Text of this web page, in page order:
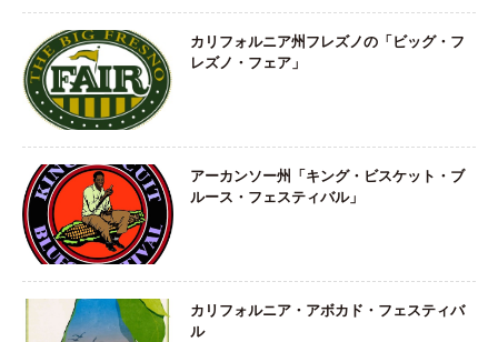
カリフォルニア州フレズノの「ビッグ・フ
レズノ・フェア」
アーカンソー州「キング・ビスケット・ブ
ルース・フェスティバル」
カリフォルニア・アボカド・フェスティバ
ル